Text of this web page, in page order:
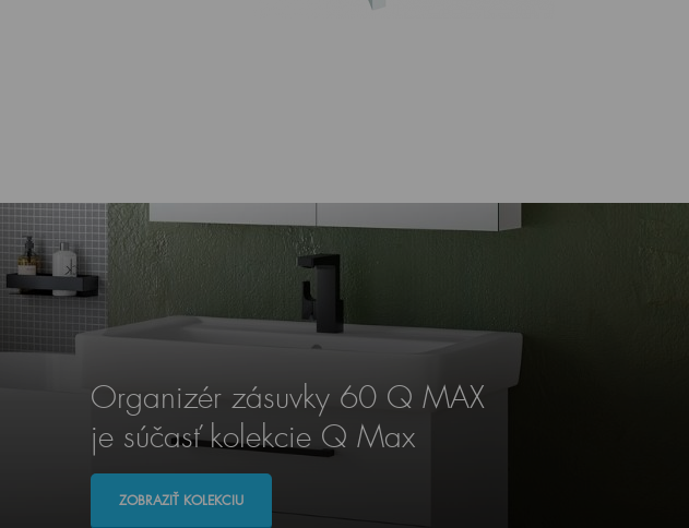
Organizér zásuvky 60 Q MAX
je súčasť kolekcie Q Max
ZOBRAZIŤ KOLEKCIU